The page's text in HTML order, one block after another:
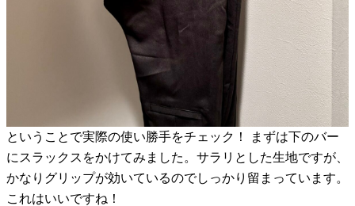
ということで実際の使い勝手をチェック！ まずは下のバー
にスラックスをかけてみました。サラリとした生地ですが、
かなりグリップが効いているのでしっかり留まっています。
これはいいですね！